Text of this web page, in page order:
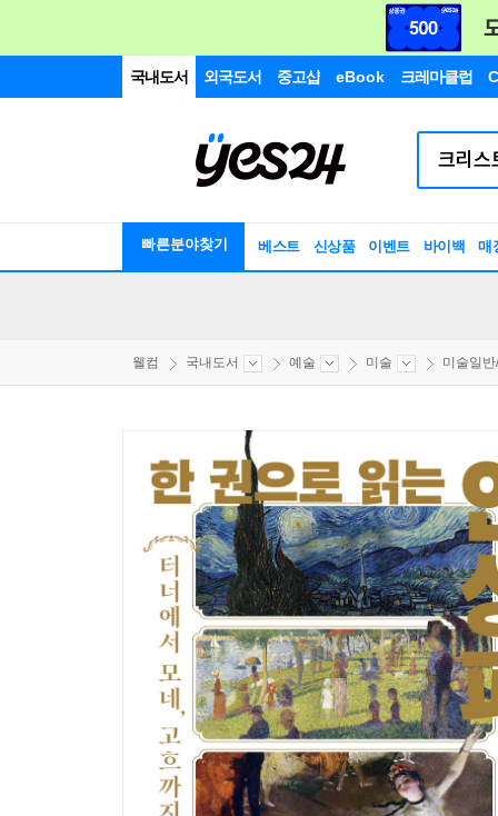
국내도서 외국도서 중고샵 eBook 크레마클럽
빠른분야찾기 베스트 신상품 이벤트 바이백 매
웰컴 국내도서 예술 미술 미술일